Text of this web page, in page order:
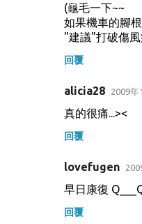
(龜毛一下~~
如果機車的腳
"建議"打破傷
回覆
alicia28 2009年
真的很痛...><
回覆
lovefugen
早日康復
回覆